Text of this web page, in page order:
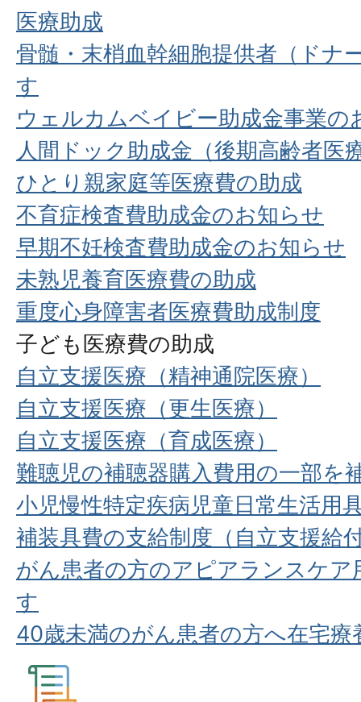
医療助成
骨髄・末梢血幹細胞提供者（ドナ
す
ウェルカムベイビー助成金事業の
人間ドック助成金（後期高齢者医
ひとり親家庭等医療費の助成
不育症検査費助成金のお知らせ
早期不妊検査費助成金のお知らせ
未熟児養育医療費の助成
重度心身障害者医療費助成制度
子ども医療費の助成
自立支援医療（精神通院医療）
自立支援医療（更生医療）
自立支援医療（育成医療）
難聴児の補聴器購入費用の一部を
小児慢性特定疾病児童日常生活用
補装具費の支給制度（自立支援給
がん患者の方のアピアランスケア
す
40歳未満のがん患者の方へ在宅療